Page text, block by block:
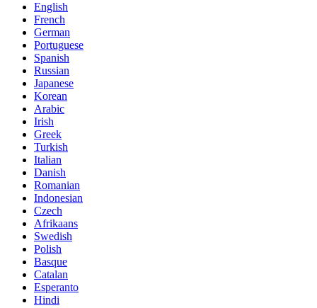
English
French
German
Portuguese
Spanish
Russian
Japanese
Korean
Arabic
Irish
Greek
Turkish
Italian
Danish
Romanian
Indonesian
Czech
Afrikaans
Swedish
Polish
Basque
Catalan
Esperanto
Hindi